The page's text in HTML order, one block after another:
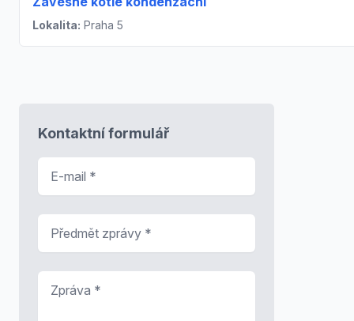
Lokalita: Praha 5
Kontaktní formulář